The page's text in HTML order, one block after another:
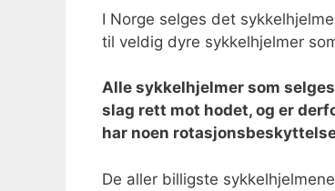
I Norge selges det
til veldig dyre sykkelhjelmer
Alle sykkelhjelmer som
slag rett mot hodet, og er
har noen
De aller billigste